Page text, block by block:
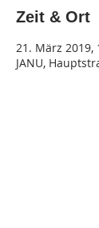
Zeit & Ort
21. März 2019,
JANU,